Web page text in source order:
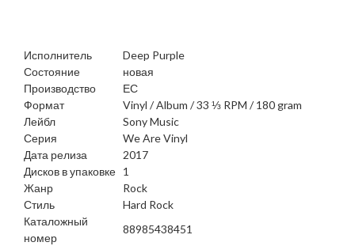
Исполнитель
Deep Purple
Состояние
новая
Производство
ЕС
Формат
Vinyl / Album / 33 ⅓ RPM / 180 gram
Лейбл
Sony Music
Серия
We Are Vinyl
Дата релиза
2017
Дисков в упаковке 1
Жанр
Rock
Стиль
Hard Rock
Каталожный
номер
88985438451